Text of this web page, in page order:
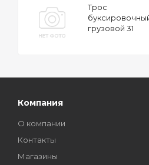
Трос
грузовой 31
Компания
О компании
Контакты
Магазины